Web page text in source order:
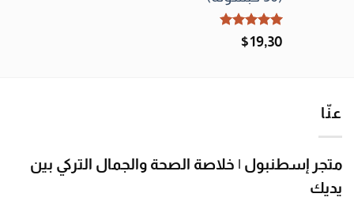
تم التقييم
5.00من 5
$ 19٫30
عنّا
متجر إسطنبول | خلاصة الصحة والجمال التركي بين
يديك